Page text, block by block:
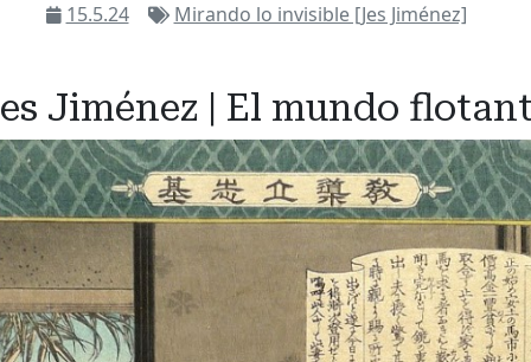
15.5.24 Mirando lo invisible [Jes Jiménez]
Jiménez | El mundo